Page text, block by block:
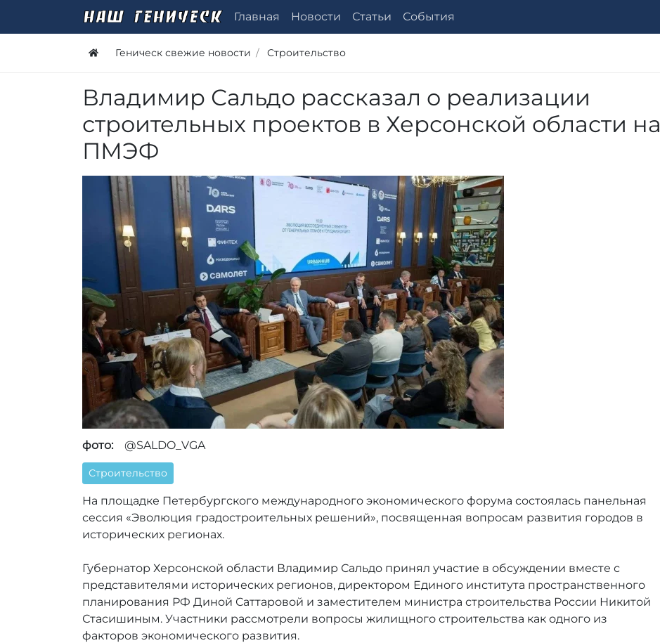
Главная Новости Статьи События
Геническ свежие новости Строительство
Владимир Сальдо рассказал о реализации
строительных проектов в Херсонской области на
ПМЭФ
фото: @SALDO_VGA
Строительство
На площадке Петербургского международного экономического форума состоялась панельная
сессия «Эволюция градостроительных решений», посвященная вопросам развития городов в
исторических регионах.
Губернатор Херсонской области Владимир Сальдо принял участие в обсуждении вместе с
представителями исторических регионов, директором Единого института пространственного
планирования РФ Диной Саттаровой и заместителем министра строительства России Никитой
Стасишиным. Участники рассмотрели вопросы жилищного строительства как одного из
факторов экономического развития.